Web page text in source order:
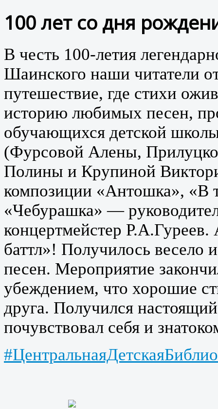
100 лет со дня
В честь 100-летия
Шаинского наши читатели
путешествие, где стихи
историю любимых песен,
обучающихся детской
(Фурсовой Алены,
Полины и Крупиной
композиции «Антошка», «В
«Чебурашка» —
концертмейстер Р.А.Гуреев.
баттл»! Получилось весело
песен. Мероприятие
убеждением, что хорошие
друга. Получился
почувствовал себя и